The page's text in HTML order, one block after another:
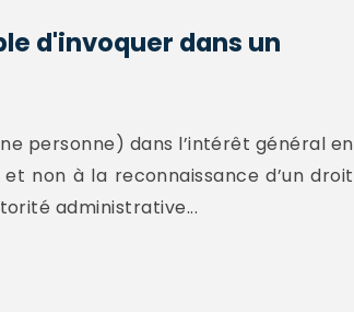
d'invoquer dans un
personne) dans l’intérêt général en
non à la reconnaissance d’un droit
administrative...